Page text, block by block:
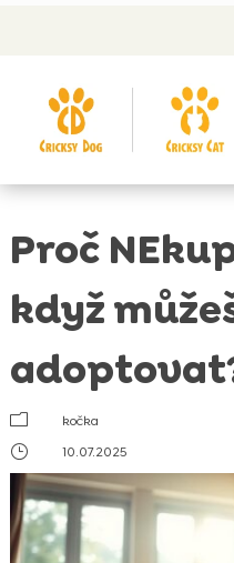
Můžeš
Proč
když
m
kočka
}
10.07.2025